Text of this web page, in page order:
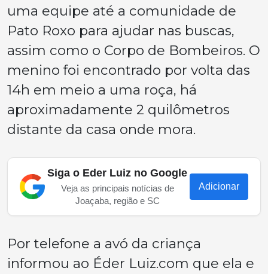
uma equipe até a comunidade de
Pato Roxo para ajudar nas buscas,
assim como o Corpo de Bombeiros. O
menino foi encontrado por volta das
14h em meio a uma roça, há
aproximadamente 2 quilômetros
distante da casa onde mora.
Siga o Eder Luiz no Google
Veja as principais notícias de
Joaçaba, região e SC
Adicionar
Por telefone a avó da criança
informou ao Éder Luiz.com que ela e